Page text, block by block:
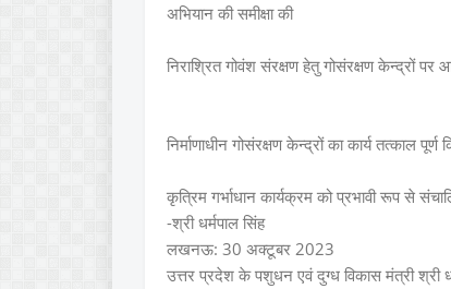
अभियान की समीक्षा की
निराश्रित गोवंश संरक्षण हेतु गोसंरक्षण केन्द्रों
निर्माणाधीन गोसंरक्षण केन्द्रों का कार्य तत्काल पूर्ण
कृत्रिम गर्भाधान कार्यक्रम को प्रभावी रूप से
-श्री धर्मपाल सिंह
लखनऊ: 30 अक्टूबर 2023
उत्तर प्रदेश के पशुधन एवं दुग्ध विकास मंत्री श्री